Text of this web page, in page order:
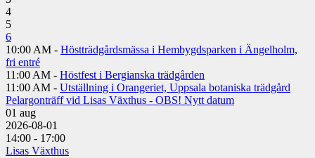
4
5
6
10:00 AM - Höstträdgårdsmässa i Hembygdsparken i Ängelholm,
fri entré
11:00 AM - Höstfest i Bergianska trädgården
11:00 AM - Utställning i Orangeriet, Uppsala botaniska trädgård
Pelargonträff vid Lisas Växthus - OBS! Nytt datum
01 aug
2026-08-01
14:00 - 17:00
Lisas Växthus